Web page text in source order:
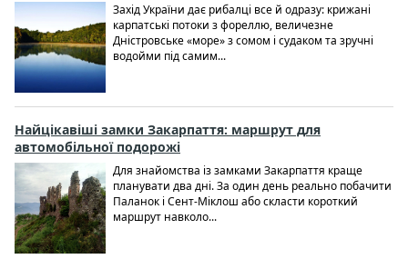
Захід України дає рибалці все й одразу: крижані
карпатські потоки з фореллю, величезне
Дністровське «море» з сомом і судаком та зручні
водойми під самим...
Найцікавіші замки Закарпаття: маршрут для
автомобільної подорожі
Для знайомства із замками Закарпаття краще
планувати два дні. За один день реально побачити
Паланок і Сент-Міклош або скласти короткий
маршрут навколо...